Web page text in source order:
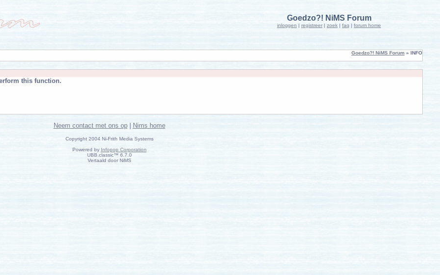
Goedzo?! NiMS Forum
inloggen | registreer | zoek | faq | forum home
Goedzo?! NiMS Forum » INFO
this function.
Neem contact met ons op| Nims home
Copyright 2004 Ni-Frith Media Systems
Powered by Infopop Corporation
UBB.classic™ 6.7.0
Vertaald door NiMS